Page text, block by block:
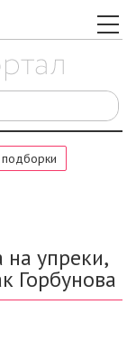
на упреки,
Горбунова